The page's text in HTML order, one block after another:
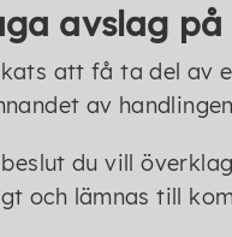
avslag
att få ta del av
av
du vill
och lämnas till